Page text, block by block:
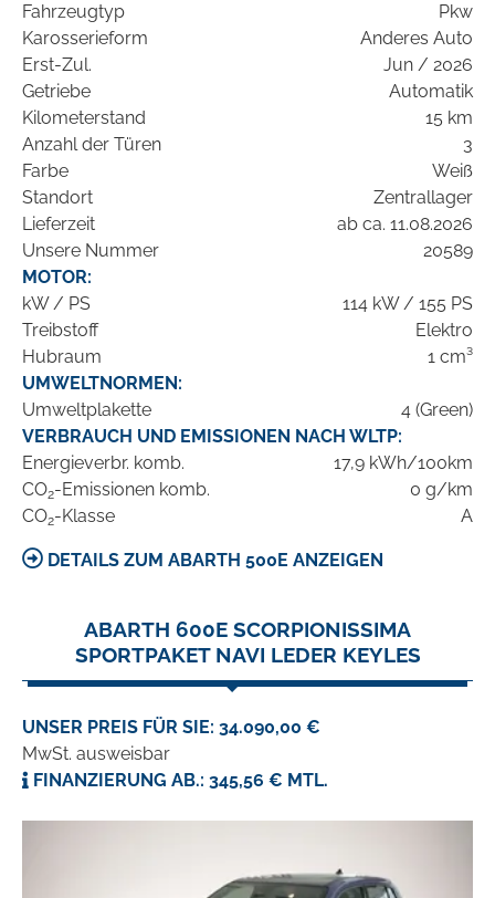
Fahrzeugtyp
Pkw
Karosserieform
Anderes Auto
Erst-Zul.
Jun / 2026
Getriebe
Automatik
Kilometerstand
15 km
Anzahl der Türen
3
Farbe
Weiß
Standort
Zentrallager
Lieferzeit
ab ca. 11.08.2026
Unsere Nummer
20589
MOTOR:
kW / PS
114 kW / 155 PS
Treibstoff
Elektro
Hubraum
1 cm³
UMWELTNORMEN:
Umweltplakette
4 (Green)
VERBRAUCH UND EMISSIONEN NACH WLTP:
Energieverbr. komb.
17,9 kWh/100km
CO2-Emissionen komb.
0 g/km
CO2-Klasse A
DETAILS ZUM ABARTH 500E ANZEIGEN
ABARTH 600E SCORPIONISSIMA
SPORTPAKET NAVI LEDER KEYLES
UNSER PREIS FÜR SIE: 34.090,00 €
MwSt. ausweisbar
FINANZIERUNG AB.: 345,56 € MTL.